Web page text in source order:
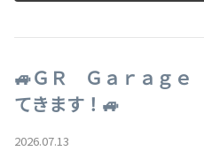
🚙ＧＲ Ｇａｒａｇ
てきます！🚙
2026.07.13